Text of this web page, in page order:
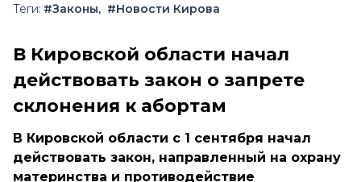
Теги: #Законы #Новости Кирова
В Кировской области начал
действовать закон о запрете
склонения к абортам
В Кировской области с 1 сентября начал
действовать закон, направленный на охрану
материнства и противодействие